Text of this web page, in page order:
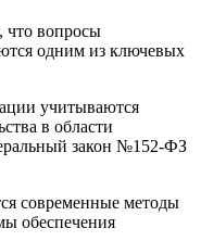
что вопросы
одним из ключевых
учитываются
в области
закон №152-ФЗ
современные методы
обеспечения